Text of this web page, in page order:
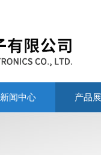
新闻中心 产品